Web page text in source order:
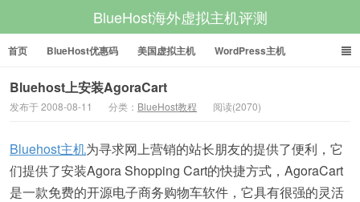
BlueHost海外虚拟主机评测
首页 BlueHost优惠码 美国虚拟主机 WordPress主机
美国VPS 美国服务器
Bluehost上安装AgoraCart
发布于 2008-08-11 分类： BlueHost教程 阅读(2070)
Bluehost主机为寻求网上营销的站长朋友的提供了便利，它
们提供了安装Agora Shopping Cart的快捷方式，AgoraCart
是一款免费的开源电子商务购物车软件，它具有很强的灵活